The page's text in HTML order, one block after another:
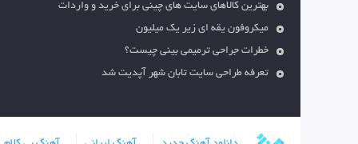
بهترین کالاهای سایت های چینی برای خرید و واردات
میکروفون یقه ای زیر یک میلیون
خطرات جراحی ترمیمی بینی چیست؟
تعرفه طراحی سایت تابان شهر آپدیت شد